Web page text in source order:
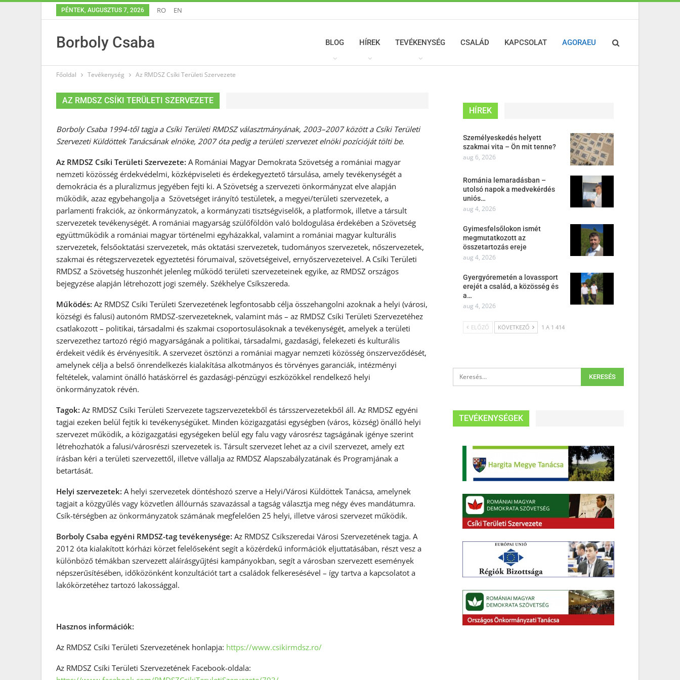
PÉNTEK, AUGUSZTUS 7, 2026 RO EN
Borboly Csaba BLOG HÍREK TEVÉKENYSÉG CSALÁD KAPCSOLAT AGORAEU
Főoldal Tevékenység Az RMDSZ Csíki Területi Szervezete
AZ RMDSZ CSÍKI TERÜLETI SZERVEZETE
Borboly Csaba 1994-től tagja a Csíki Területi RMDSZ választmányának, 2003–2007 között a Csíki Területi
Szervezeti Küldöttek Tanácsának elnöke, 2007 óta pedig a területi szervezet elnöki pozícióját tölti be.
Az RMDSZ Csíki Területi Szervezete: A Romániai Magyar Demokrata Szövetség a romániai magyar
nemzeti közösség érdekvédelmi, közképviseleti és érdekegyeztető társulása, amely tevékenységét a
demokrácia és a pluralizmus jegyében fejti ki. A Szövetség a szervezeti önkormányzat elve alapján
működik, azaz egybehangolja a Szövetséget irányító testületek, a megyei/területi szervezetek, a
parlamenti frakciók, az önkormányzatok, a kormányzati tisztségviselők, a platformok, illetve a társult
szervezetek tevékenységét. A romániai magyarság szülőföldön való boldogulása érdekében a Szövetség
együttműködik a romániai magyar történelmi egyházakkal, valamint a romániai magyar kulturális
szervezetek, felsőoktatási szervezetek, más oktatási szervezetek, tudományos szervezetek, nőszervezetek,
szakmai és rétegszervezetek egyeztetési fórumaival, szövetségeivel, ernyőszervezeteivel. A Csíki Területi
RMDSZ a Szövetség huszonhét jelenleg működő területi szervezeteinek egyike, az RMDSZ országos
bejegyzése alapján létrehozott jogi személy. Székhelye Csíkszereda.
Működés: Az RMDSZ Csíki Területi Szervezetének legfontosabb célja összehangolni azoknak a helyi (városi,
községi és falusi) autonóm RMDSZ-szervezeteknek, valamint más – az RMDSZ Csíki Területi Szervezetéhez
csatlakozott – politikai, társadalmi és szakmai csoportosulásoknak a tevékenységét, amelyek a területi
szervezethez tartozó régió magyarságának a politikai, társadalmi, gazdasági, felekezeti és kulturális
érdekeit védik és érvényesítik. A szervezet ösztönzi a romániai magyar nemzeti közösség önszerveződését,
amelynek célja a belső önrendelkezés kialakítása alkotmányos és törvényes garanciák, intézményi
feltételek, valamint önálló hatáskörrel és gazdasági-pénzügyi eszközökkel rendelkező helyi
önkormányzatok révén.
Tagok: Az RMDSZ Csíki Területi Szervezete tagszervezetekből és társszervezetekből áll. Az RMDSZ egyéni
tagjai ezeken belül fejtik ki tevékenységüket. Minden közigazgatási egységben (város, község) önálló helyi
szervezet működik, a közigazgatási egységeken belül egy falu vagy városrész tagságának igénye szerint
létrehozhatók a falusi/városrészi szervezetek is. Társult szervezet lehet az a civil szervezet, amely ezt
írásban kéri a területi szervezettől, illetve vállalja az RMDSZ Alapszabályzatának és Programjának a
betartását.
Helyi szervezetek: A helyi szervezetek döntéshozó szerve a Helyi/Városi Küldöttek Tanácsa, amelynek
tagjait a közgyűlés vagy közvetlen állóurnás szavazással a tagság választja meg négy éves mandátumra.
Csík-térségben az önkormányzatok számának megfelelően 25 helyi, illetve városi szervezet működik.
Borboly Csaba egyéni RMDSZ-tag tevékenysége: Az RMDSZ Csíkszeredai Városi Szervezetének tagja. A
2012 óta kialakított kórházi körzet felelőseként segít a közérdekű információk eljuttatásában, részt vesz a
különböző témákban szervezett aláírásgyűjtési kampányokban, segít a városban szervezett események
népszerűsítésében, időközönként konzultációt tart a családok felkeresésével – így tartva a kapcsolatot a
lakókörzetéhez tartozó lakossággal.
Hasznos információk:
Az RMDSZ Csíki Területi Szervezetének honlapja: https://www.csikirmdsz.ro/
Az RMDSZ Csíki Területi Szervezetének Facebook-oldala:
HÍREK
Személyeskedés helyett
szakmai vita – Ön mit tenne?
aug 6, 2026
Románia lemaradásban –
utolsó napok a medvekérdés
uniós…
aug 4, 2026
Gyimesfelsőlokon ismét
megmutatkozott az
összetartozás ereje
aug 4, 2026
Gyergyóremetén a lovassport
erejét a család, a közösség és
a…
aug 4, 2026
ELŐZŐ KÖVETKEZŐ 1 A 1 414
TEVÉKENYSÉGEK